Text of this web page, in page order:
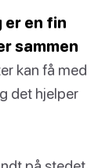
er en fin
sammen
kan få med
det hjelper